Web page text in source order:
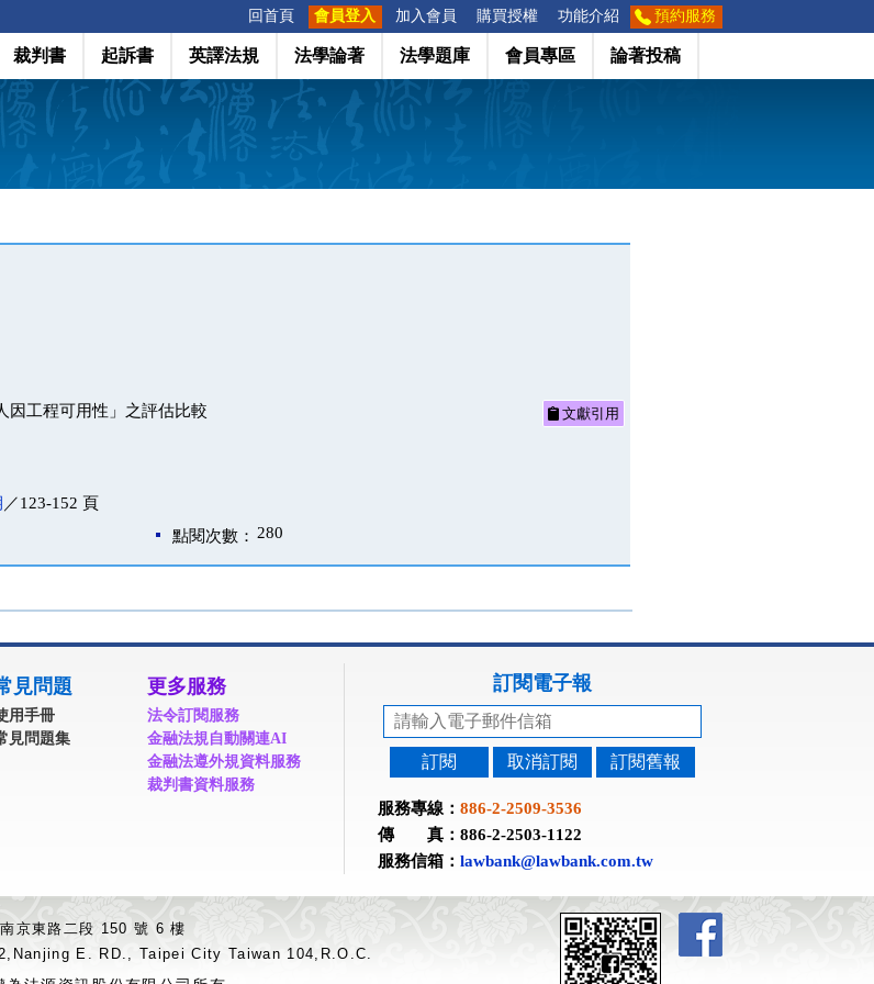
回首頁 會員登入 加入會員 購買授權 功能介紹 預約服務
裁判書 起訴書 英譯法規 法學論著 法學題庫 會員專區 論著投稿
因工程可用性」之評估比較 文獻引用
／123-152 頁
點閱次數： 280
見問題
用手冊
見問題集
更多服務
法令訂閱服務
金融法規自動關連AI
金融法遵外規資料服務
裁判書資料服務
訂閱電子報
訂閱 取消訂閱 訂閱舊報
服務專線： 886-2-2509-3536
傳 真：886-2-2503-1122
服務信箱： lawbank@lawbank.com.tw
京東路二段 150 號 6 樓
E. RD., Taipei City Taiwan 104,R.O.C.